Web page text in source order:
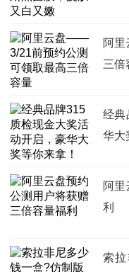
阿
三倍
经典
华大
阿里
利
索